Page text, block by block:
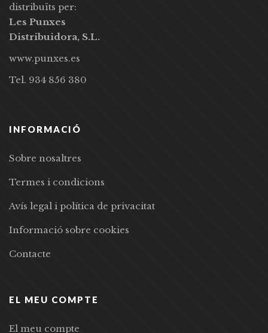
distribuïts per:
Les Punxes
Distribuidora, S.L.
www.punxes.es
Tel. 934 856 380
INFORMACIÓ
Sobre nosaltres
Termes i condicions
Avís legal i política de privacitat
Informació sobre cookies
Contacte
EL MEU COMPTE
El meu compte